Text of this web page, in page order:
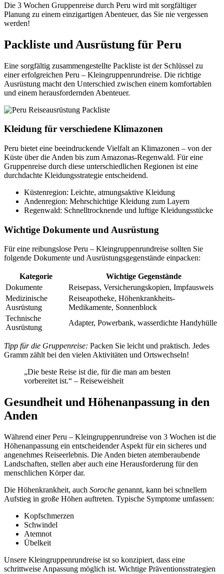
Die 3 Wochen Gruppenreise durch Peru wird mit sorgfältiger
Planung zu einem einzigartigen Abenteuer, das Sie nie vergessen
werden!
Packliste und Ausrüstung für Peru
Eine sorgfältig zusammengestellte Packliste ist der Schlüssel zu
einer erfolgreichen Peru – Kleingruppenrundreise. Die richtige
Ausrüstung macht den Unterschied zwischen einem komfortablen
und einem herausfordernden Abenteuer.
Kleidung für verschiedene Klimazonen
Peru bietet eine beeindruckende Vielfalt an Klimazonen – von der
Küste über die Anden bis zum Amazonas-Regenwald. Für eine
Gruppenreise durch diese unterschiedlichen Regionen ist eine
durchdachte Kleidungsstrategie entscheidend.
Küstenregion: Leichte, atmungsaktive Kleidung
Andenregion: Mehrschichtige Kleidung zum Layern
Regenwald: Schnelltrocknende und luftige Kleidungsstücke
Wichtige Dokumente und Ausrüstung
Für eine reibungslose Peru – Kleingruppenrundreise sollten Sie
folgende Dokumente und Ausrüstungsgegenstände einpacken:
Kategorie
Wichtige Gegenstände
Dokumente
Reisepass, Versicherungskopien, Impfausweis
Medizinische
Ausrüstung
Reiseapotheke, Höhenkrankheits-
Medikamente, Sonnenblock
Technische
Ausrüstung
Adapter, Powerbank, wasserdichte Handyhülle
Tipp für die Gruppenreise: Packen Sie leicht und praktisch. Jedes
Gramm zählt bei den vielen Aktivitäten und Ortswechseln!
„Die beste Reise ist die, für die man am besten
vorbereitet ist.“ – Reiseweisheit
Gesundheit und Höhenanpassung in den
Anden
Während einer Peru – Kleingruppenrundreise von 3 Wochen ist die
Höhenanpassung ein entscheidender Aspekt für ein sicheres und
angenehmes Reiseerlebnis. Die Anden bieten atemberaubende
Landschaften, stellen aber auch eine Herausforderung für den
menschlichen Körper dar.
Die Höhenkrankheit, auch Soroche genannt, kann bei schnellem
Aufstieg in große Höhen auftreten. Typische Symptome umfassen:
Kopfschmerzen
Schwindel
Atemnot
Übelkeit
Unsere Kleingruppenrundreise ist so konzipiert, dass eine
schrittweise Anpassung möglich ist. Wichtige Präventionsstrategien